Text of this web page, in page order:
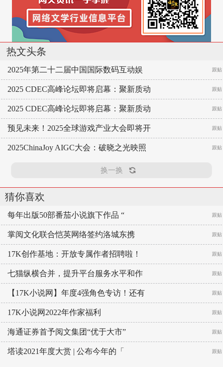
热文头条
2025年第二十二届中国国际数码互动娱 跟贴
2025 CDEC高峰论坛即将启幕：聚新质动 跟贴
2025 CDEC高峰论坛即将启幕：聚新质动 跟贴
预见未来！2025全球游戏产业大会即将开 跟贴
2025ChinaJoy AIGC大会：破晓之光映照 跟贴
换一换
猜你喜欢
每年出版50部番茄小说旗下作品 “ 跟贴
掌阅文化联合恺英网络签约洛城东携 跟贴
17K创作基地：开放专属作者招聘啦！ 跟贴
七猫纵横合并，提升平台服务水平和作 跟贴
【17K小说网】年度4强角色专访！还有 跟贴
17K小说网2022年作家福利 跟贴
海通证券首予阅文集团“优于大市” 跟贴
塔读2021年度大赏 | 公布今年的「 跟贴